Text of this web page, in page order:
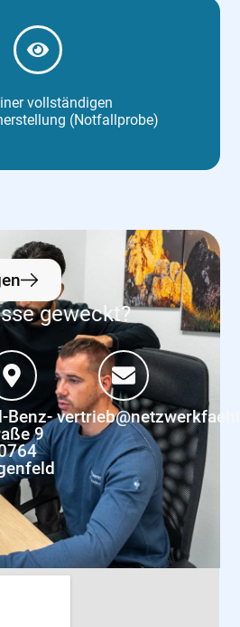
vollständigen
(Notfallprobe)
geweckt?
Benz-
9